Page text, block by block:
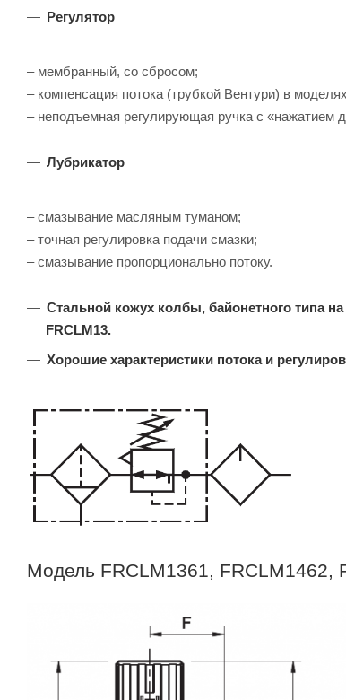
Регулятор
– мембранный, со сбросом;
– компенсация потока (трубкой Вентури) в
– неподъемная регулирующая ручка с «нажатием
Лубрикатор
– смазывание масляным туманом;
– точная регулировка подачи смазки;
– смазывание пропорционально потоку.
Стальной кожух колбы, байонетного типа
FRCLM13.
Хорошие характеристики потока и
Модель FRCLM1361, FRCLM1462,